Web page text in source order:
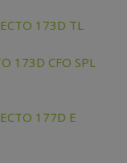
173D TL
173D CFO SPL
177D E